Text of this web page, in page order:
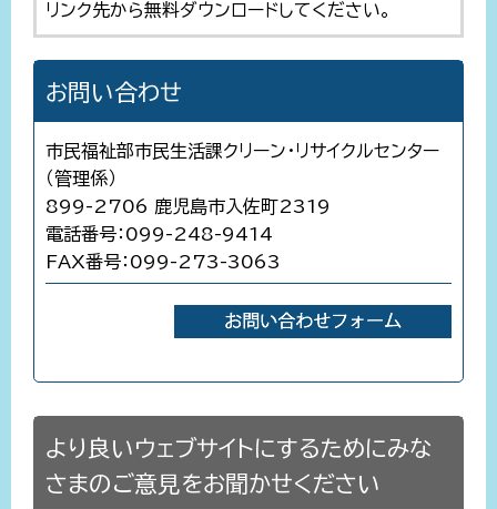
リンク先から無料ダウンロードしてください。
お問い合わせ
市民福祉部市民生活課クリーン・リサイクルセンター
（管理係）
899-2706 鹿児島市入佐町2319
電話番号：099-248-9414
FAX番号：099-273-3063
より良いウェブサイトにするためにみな
さまのご意見をお聞かせください